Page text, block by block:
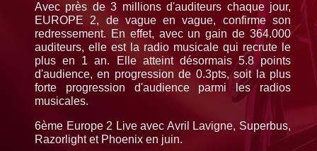
Avec près de 3 millions d'auditeurs chaque jour,
EUROPE 2, de vague en vague, confirme son
redressement. En effet, avec un gain de 364.000
auditeurs, elle est la radio musicale qui recrute le
plus en 1 an. Elle atteint désormais 5.8 points
d'audience, en progression de 0.3pts, soit la plus
forte progression d'audience parmi les radios
musicales.
6ème Europe 2 Live avec Avril Lavigne, Superbus,
Razorlight et Phoenix en juin.